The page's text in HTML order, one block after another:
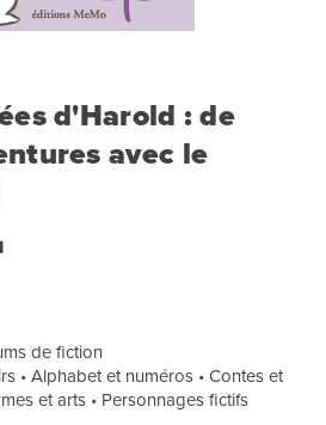
d'Harold : de
avec le
de fiction
• Alphabet et numéros • Contes et
et arts • Personnages fictifs